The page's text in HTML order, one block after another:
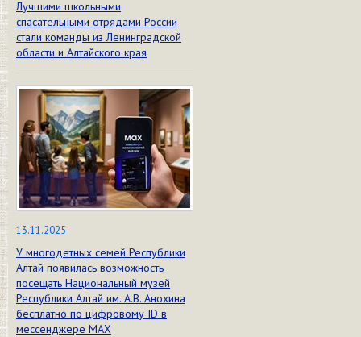
Лучшими школьными
спасательными отрядами России
стали команды из Ленинградской
области и Алтайского края
13.11.2025
У многодетных семей Республики
Алтай появилась возможность
посещать Национальный музей
Республики Алтай им. А.В. Анохина
бесплатно по цифровому ID в
мессенджере МАХ